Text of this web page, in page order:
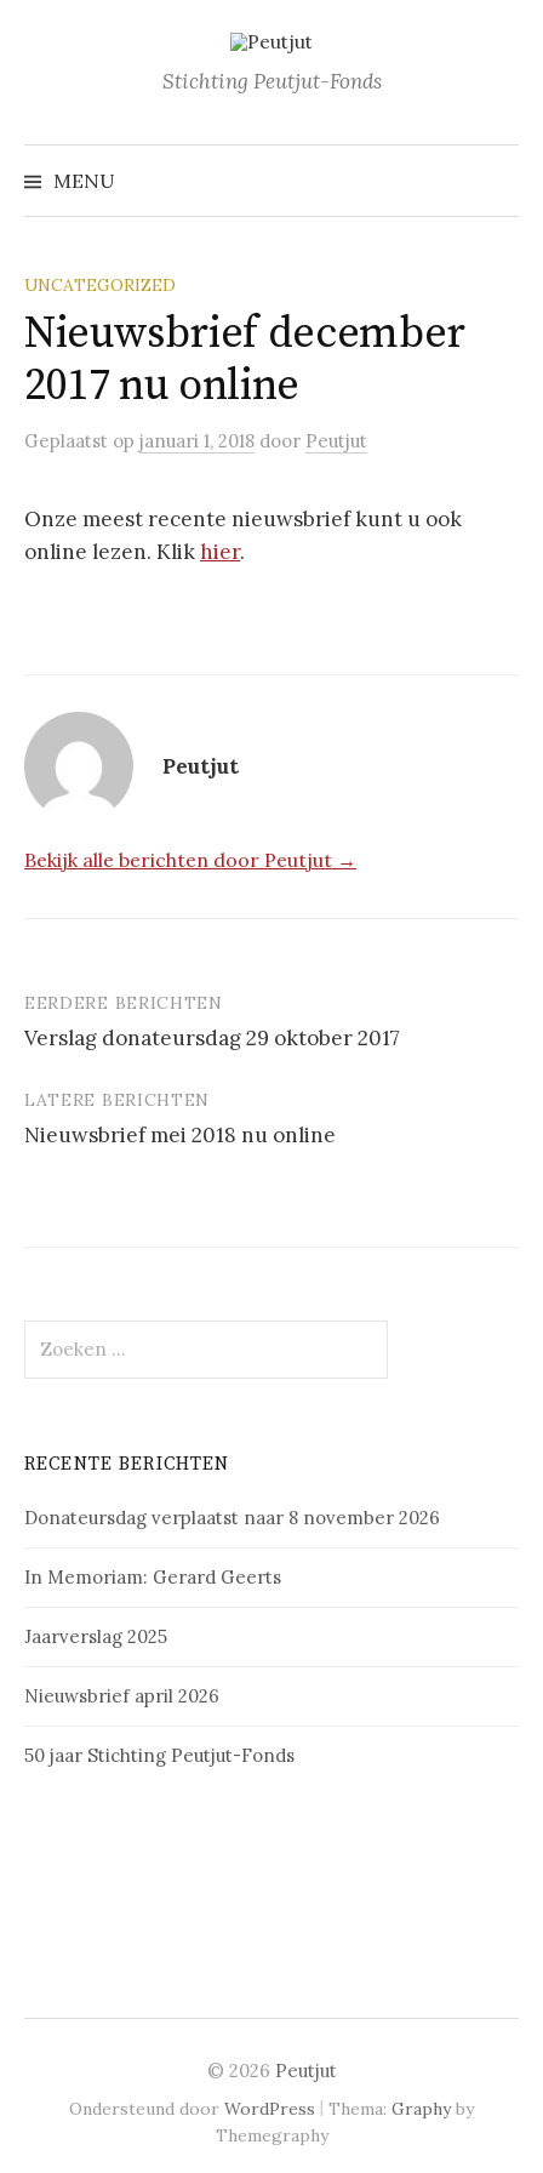
Stichting Peutjut-Fonds
MENU
Zoeken
UNCATEGORIZED
Nieuwsbrief december
2017 nu online
Geplaatst op januari 1, 2018 door Peutjut
Onze meest recente nieuwsbrief kunt u ook
online lezen. Klikhier.
Peutjut
Bekijk alle berichten door Peutjut →
Berichtnavigatie
EERDERE BERICHTEN
Verslag donateursdag 29 oktober 2017
LATERE BERICHTEN
Nieuwsbrief mei 2018 nu online
naar:
RECENTE BERICHTEN
Donateursdag verplaatst naar 8 november 2026
In Memoriam: Gerard Geerts
Jaarverslag 2025
Nieuwsbrief april 2026
50 jaar Stichting Peutjut-Fonds
© 2026 Peutjut
Ondersteund door WordPress | Thema: Graphyby
Themegraphy